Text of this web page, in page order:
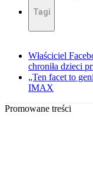
Tagi
Właściciel
chroniła dzieci
„Ten facet to
IMAX
Promowane treści